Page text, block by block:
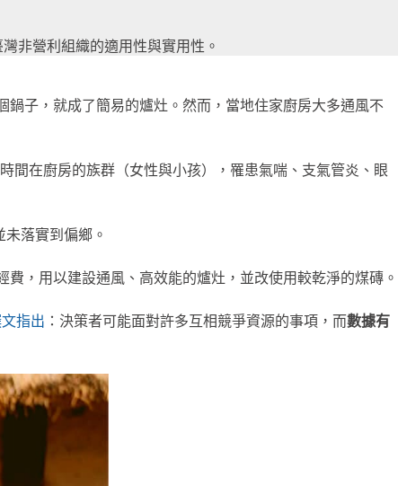
非營利組織的適用性與實用性。
子，就成了簡易的爐灶。然而，當地住家廚房大多通風不
間在廚房的族群（女性與小孩），罹患氣喘、支氣管炎、眼
落實到偏鄉。
，用以建設通風、高效能的爐灶，並改使用較乾淨的煤磚。
指出 ：決策者可能面對許多互相競爭資源的事項，而數據有